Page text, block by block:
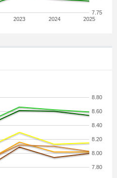
2023 2024 2025
7.75
7.80
8.00
8.20
8.40
8.60
8.80